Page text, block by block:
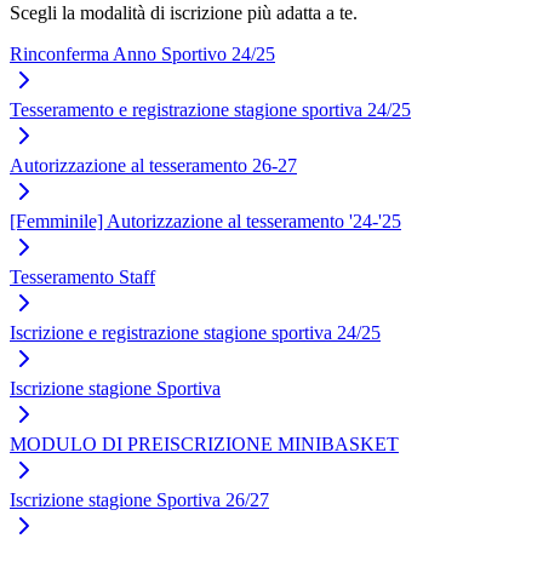
Scegli la modalità di iscrizione più adatta a te.
Rinconferma Anno Sportivo 24/25
Tesseramento e registrazione stagione sportiva 24/25
Autorizzazione al tesseramento 26-27
[Femminile] Autorizzazione al tesseramento '24-'25
Tesseramento Staff
Iscrizione e registrazione stagione sportiva 24/25
Iscrizione stagione Sportiva
MODULO DI PREISCRIZIONE MINIBASKET
Iscrizione stagione Sportiva 26/27